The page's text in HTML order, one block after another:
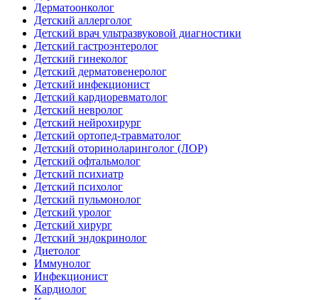
Дерматоонколог
Детский аллерголог
Детский врач ультразвуковой диагностики
Детский гастроэнтеролог
Детский гинеколог
Детский дерматовенеролог
Детский инфекционист
Детский кардиоревматолог
Детский невролог
Детский нейрохирург
Детский ортопед-травматолог
Детский оториноларинголог (ЛОР)
Детский офтальмолог
Детский психиатр
Детский психолог
Детский пульмонолог
Детский уролог
Детский хирург
Детский эндокринолог
Диетолог
Иммунолог
Инфекционист
Кардиолог